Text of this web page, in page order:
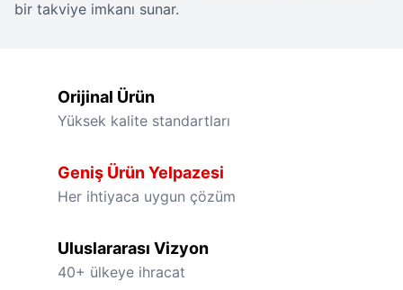
bir takviye imkanı sunar.
Orijinal Ürün
Yüksek kalite standartları
Geniş Ürün Yelpazesi
Her ihtiyaca uygun çözüm
Uluslararası Vizyon
40+ ülkeye ihracat